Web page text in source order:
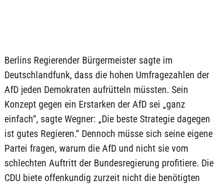
Berlins Regierender Bürgermeister sagte im
Deutschlandfunk, dass die hohen Umfragezahlen der
AfD jeden Demokraten aufrütteln müssten. Sein
Konzept gegen ein Erstarken der AfD sei „ganz
einfach“, sagte Wegner: „Die beste Strategie dagegen
ist gutes Regieren.“ Dennoch müsse sich seine eigene
Partei fragen, warum die AfD und nicht sie vom
schlechten Auftritt der Bundesregierung profitiere. Die
CDU biete offenkundig zurzeit nicht die benötigten